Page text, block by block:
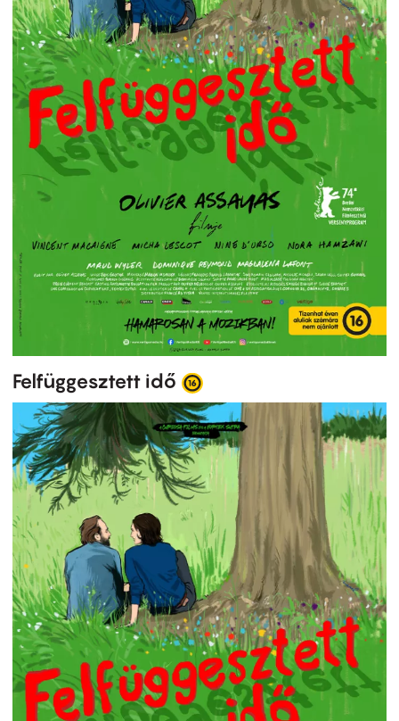
Felfüggesztett idő